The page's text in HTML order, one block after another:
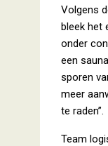
Volgens
bleek het
onder
een
sporen
meer
te raden”.
Team